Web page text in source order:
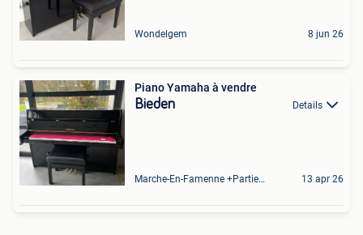
Wondelgem 8 jun 26
Piano Yamaha à vendre
Bieden Details
Marche-En-Famenne +Partie De Baillonville Et Noiseux 13 apr 26